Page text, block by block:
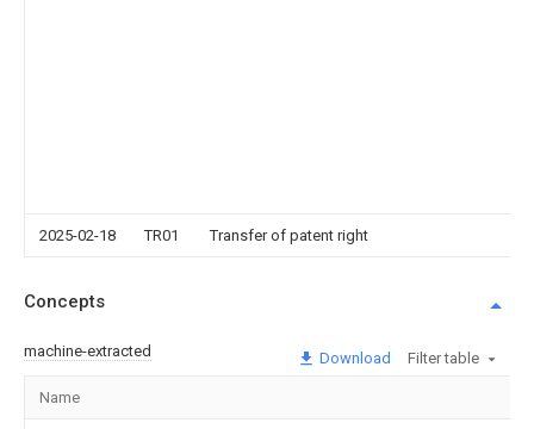
2025-02-18 TR01 Transfer of patent right
Concepts
machine-extracted Download Filter table
Name